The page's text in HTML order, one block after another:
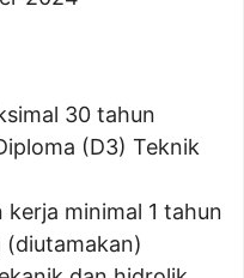
30 tahun
(D3) Teknik
minimal 1 tahun
(diutamakan)